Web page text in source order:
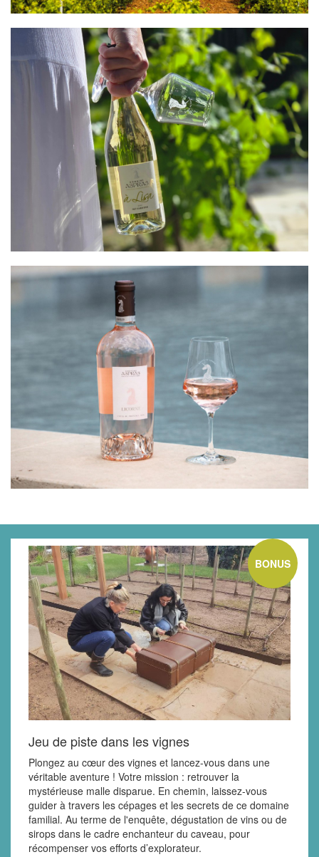
BONUS
Jeu de piste dans les vignes
Plongez au cœur des vignes et lancez-vous dans une
véritable aventure ! Votre mission : retrouver la
mystérieuse malle disparue. En chemin, laissez-vous
guider à travers les cépages et les secrets de ce domaine
familial. Au terme de l'enquête, dégustation de vins ou de
sirops dans le cadre enchanteur du caveau, pour
récompenser vos efforts d’explorateur.